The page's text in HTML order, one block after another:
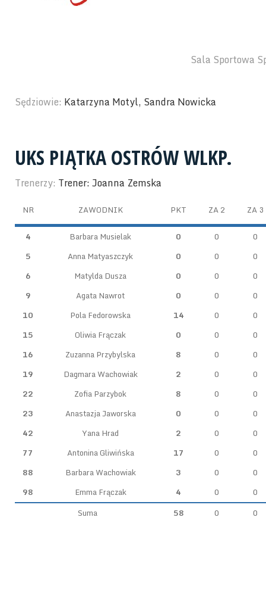
Sala Sportowa
Sędziowie: Katarzyna Motyl, Sandra Nowicka
UKS PIĄTKA OSTRÓW WLKP.
Trenerzy: Trener: Joanna Zemska
NR ZAWODNIK PKT ZA 2 ZA 3
4 Barbara Musielak 0 0
0
5
Anna Matyaszczyk 0 0
0
6
Matylda Dusza 0 0
0
9
Agata Nawrot 0 0
0
10
Pola Fedorowska 14 0
0
15
Oliwia Frączak 0 0
0
16
Zuzanna Przybylska 8 0
0
19
Dagmara Wachowiak 2 0
0
22
Zofia Parzybok 8 0
0
23
Anastazja Jaworska 0 0
0
42
Yana Hrad 2 0
0
77
Antonina Gliwińska 17 0
0
88
Barbara Wachowiak 3 0
0
98
Emma Frączak 4 0
0
Suma
58 0 0